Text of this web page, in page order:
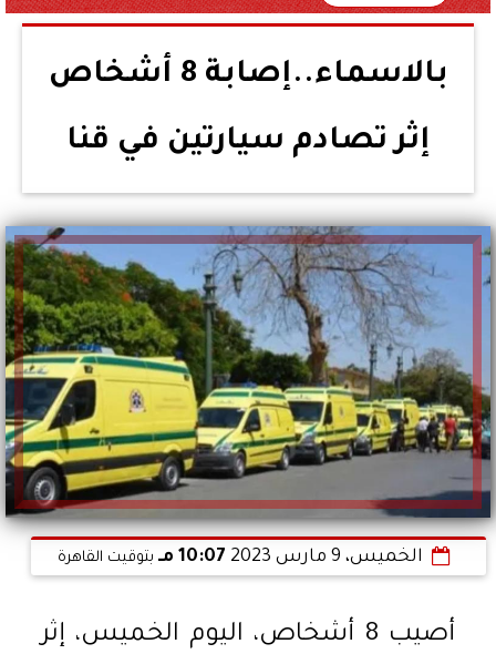
بالاسماء..إصابة 8 أشخاص
إثر تصادم سيارتين في قنا
الخميس، 9 مارس 2023 10:07 مـ بتوقيت القاهرة
أصيب 8 أشخاص، اليوم الخميس، إثر